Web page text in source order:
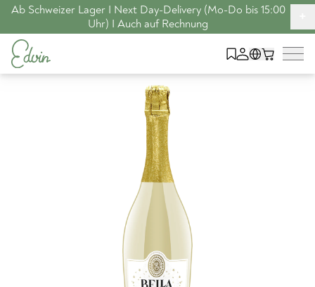
Ab Schweizer Lager I Next Day-Delivery (Mo-Do bis 15:00
Uhr) I Auch auf Rechnung